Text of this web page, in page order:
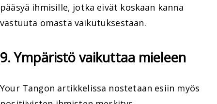
pääsyä ihmisille, jotka eivät koskaan kanna
vastuuta omasta vaikutuksestaan.
9. Ympäristö vaikuttaa mieleen
Your Tangon artikkelissa nostetaan esiin myös